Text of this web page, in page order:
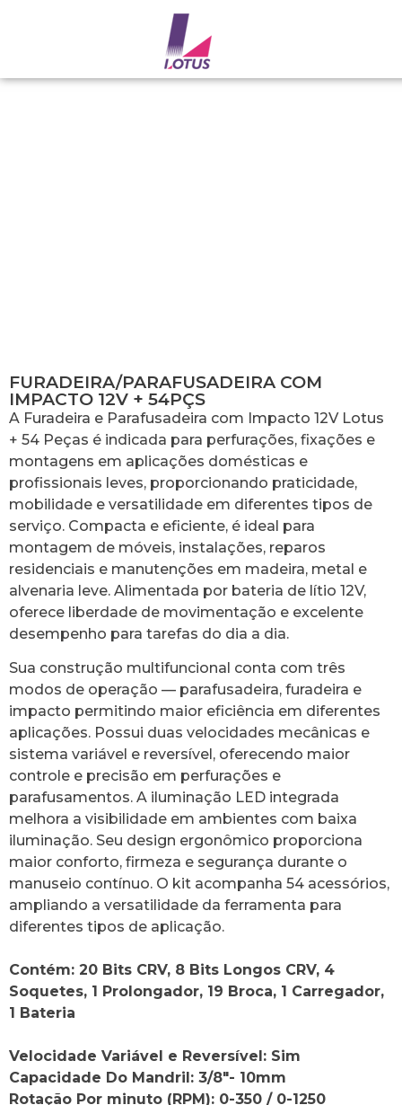
FURADEIRA/PARAFUSADEIRA COM
IMPACTO 12V + 54PÇS
A Furadeira e Parafusadeira com Impacto 12V Lotus
+ 54 Peças é indicada para perfurações, fixações e
montagens em aplicações domésticas e
profissionais leves, proporcionando praticidade,
mobilidade e versatilidade em diferentes tipos de
serviço. Compacta e eficiente, é ideal para
montagem de móveis, instalações, reparos
residenciais e manutenções em madeira, metal e
alvenaria leve. Alimentada por bateria de lítio 12V,
oferece liberdade de movimentação e excelente
desempenho para tarefas do dia a dia.
Sua construção multifuncional conta com três
modos de operação — parafusadeira, furadeira e
impacto permitindo maior eficiência em diferentes
aplicações. Possui duas velocidades mecânicas e
sistema variável e reversível, oferecendo maior
controle e precisão em perfurações e
parafusamentos. A iluminação LED integrada
melhora a visibilidade em ambientes com baixa
iluminação. Seu design ergonômico proporciona
maior conforto, firmeza e segurança durante o
manuseio contínuo. O kit acompanha 54 acessórios,
ampliando a versatilidade da ferramenta para
diferentes tipos de aplicação.
Contém: 20 Bits CRV, 8 Bits Longos CRV, 4
Soquetes, 1 Prolongador, 19 Broca, 1 Carregador,
1 Bateria
Velocidade Variável e Reversível: Sim
Capacidade Do Mandril: 3/8″- 10mm
Rotação Por minuto (RPM): 0-350 / 0-1250